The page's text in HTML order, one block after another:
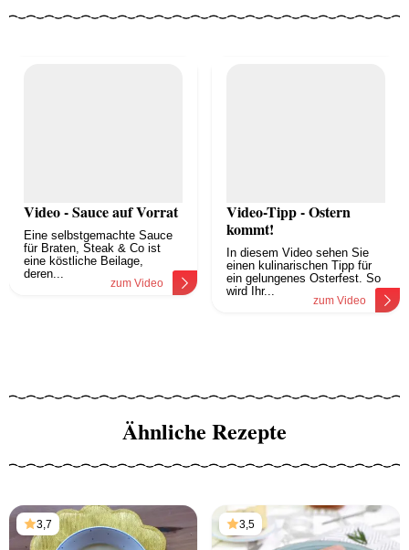
Video - Sauce auf Vorrat
Eine selbstgemachte Sauce
für Braten, Steak & Co ist
eine köstliche Beilage,
deren...
zum Video
Video-Tipp - Ostern
kommt!
In diesem Video sehen Sie
einen kulinarischen Tipp für
ein gelungenes Osterfest. So
wird Ihr...
zum Video
Ähnliche Rezepte
3,7 3,5